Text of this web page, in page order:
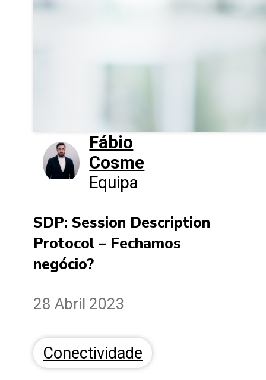
Fábio
Cosme
Equipa
SDP: Session Description
Protocol – Fechamos
negócio?
28 Abril 2023
Conectividade